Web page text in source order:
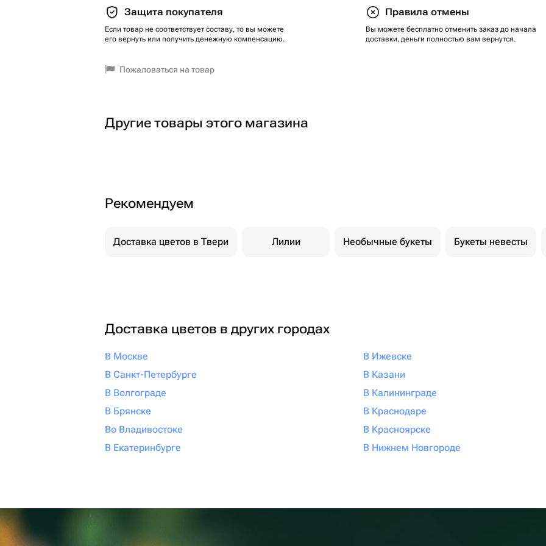
Защита покупателя
Если товар не соответствует составу, то вы можете
его вернуть или получить денежную компенсацию.
Правила отмены
Вы можете бесплатно отменить заказ до начала
доставки, деньги полностью вам вернутся.
Пожаловаться на товар
Другие товары этого магазина
Рекомендуем
Доставка цветов в Твери Лилии Необычные букеты Букеты невесты
Доставка цветов в других городах
В Москве
В Санкт-Петербурге
В Волгограде
В Брянске
Во Владивостоке
В Екатеринбурге
В Ижевске
В Казани
В Калининграде
В Краснодаре
В Красноярске
В Нижнем Новгороде